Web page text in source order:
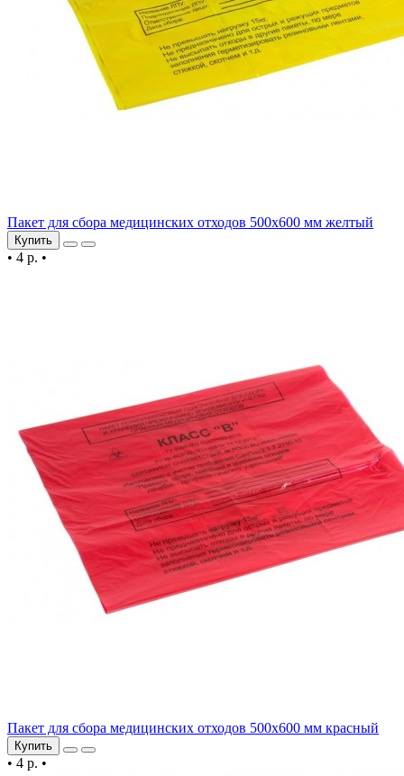
Пакет для сбора медицинских отходов 500х600 мм желтый
Купить
• 4 р. •
Пакет для сбора медицинских отходов 500х600 мм красный
Купить
• 4 р. •